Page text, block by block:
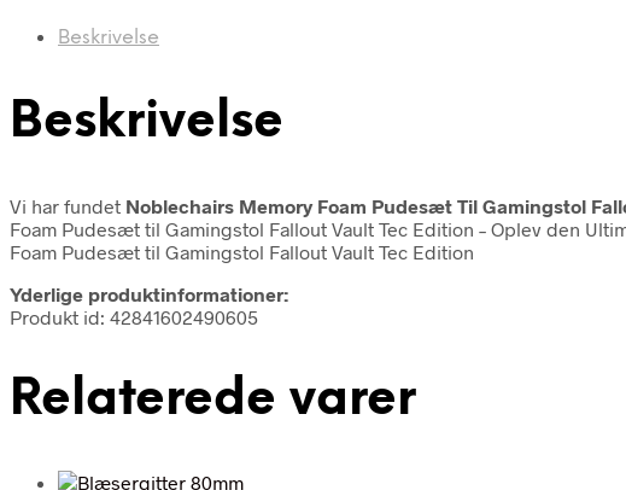
Beskrivelse
Beskrivelse
Vi har fundet Noblechairs Memory Foam Pudesæt Til Gamingstol
Foam Pudesæt til Gamingstol Fallout Vault Tec Edition – Oplev den
Foam Pudesæt til Gamingstol Fallout Vault Tec Edition
Yderlige produktinformationer:
Produkt id: 42841602490605
Relaterede varer